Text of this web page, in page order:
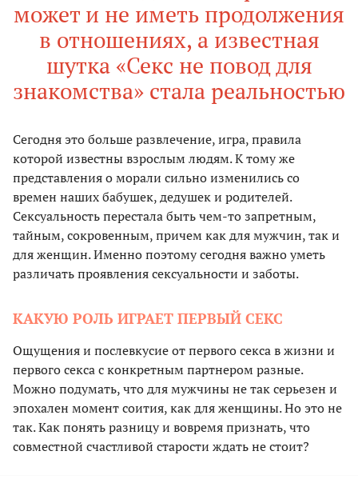
может и не иметь продолжения
в отношениях, а известная
шутка «Секс не повод для
знакомства» стала реальностью
Сегодня это больше развлечение, игра, правила
которой известны взрослым людям. К тому же
представления о морали сильно изменились со
времен наших бабушек, дедушек и родителей.
Сексуальность перестала быть чем-то запретным,
тайным, сокровенным, причем как для мужчин, так и
для женщин. Именно поэтому сегодня важно уметь
различать проявления сексуальности и заботы.
КАКУЮ РОЛЬ ИГРАЕТ ПЕРВЫЙ СЕКС
Ощущения и послевкусие от первого секса в жизни и
первого секса с конкретным партнером разные.
Можно подумать, что для мужчины не так серьезен и
эпохален момент соития, как для женщины. Но это не
так. Как понять разницу и вовремя признать, что
совместной счастливой старости ждать не стоит?